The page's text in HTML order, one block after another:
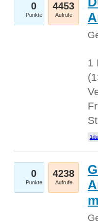
0
Punkte
4453
Aufrufe
1
0
Punkte
4238
Aufrufe